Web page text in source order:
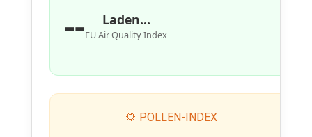
-- Laden...
EU Air Quality Index
🌻 POLLEN-INDEX